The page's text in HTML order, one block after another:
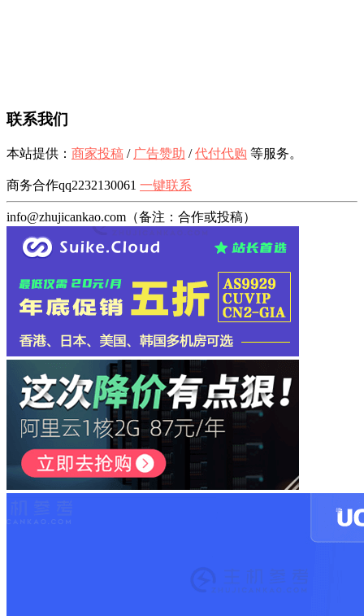
联系我们
本站提供： 商家投稿 / 广告赞助 /代付代购 等服务。
商务合作qq2232130061 一键联系
info@zhujicankao.com（备注：合作或投稿）